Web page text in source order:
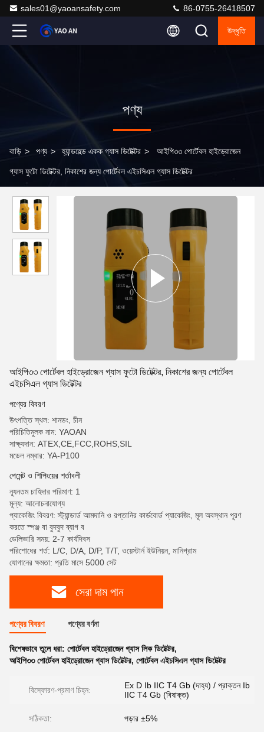
sales01@yaoansafety.com 86-0755-26418507
উদ্ধৃতি
পণ্য
বাড়ি > পণ্য > হ্যান্ডহেল্ড একক গ্যাস ডিটেক্টর > আইপি৩৩ পোর্টেবল হাইড্রোজেন
গ্যাস ফুটো ডিটেক্টর, নিকাশের জন্য পোর্টেবল এইচসিএল গ্যাস ডিটেক্টর
আইপি৩৩ পোর্টেবল হাইড্রোজেন গ্যাস ফুটো ডিটেক্টর, নিকাশের জন্য পোর্টেবল
এইচসিএল গ্যাস ডিটেক্টর
পণ্যের বিবরণ
উৎপত্তি স্থল: শানডং, চীন
পরিচিতিমুলক নাম: YAOAN
সাক্ষ্যদান: ATEX,CE,FCC,ROHS,SIL
মডেল নম্বার: YA-P100
পেমেন্ট ও শিপিংয়ের শর্তাবলী
ন্যূনতম চাহিদার পরিমাণ: 1
মূল্য: আলোচনাযোগ্য
প্যাকেজিং বিবরণ: স্ট্যান্ডার্ড আমদানি ও রপ্তানির কার্ডবোর্ড প্যাকেজিং, মূল অবস্থান পূরণ
করতে স্পঞ্জ বা বুদবুদ ব্যাগ ব
ডেলিভারি সময়: 2-7 কার্যদিবস
পরিশোধের শর্ত: L/C, D/A, D/P, T/T, ওয়েস্টার্ন ইউনিয়ন, মানিগ্রাম
যোগানের ক্ষমতা: প্রতি মাসে 5000 সেট
সেরা দাম পান
পণ্যের বিবরণ পণ্যের বর্ণনা
বিশেষভাবে তুলে ধরা: পোর্টেবল হাইড্রোজেন গ্যাস লিক ডিটেক্টর,
আইপি৩৩ পোর্টেবল হাইড্রোজেন গ্যাস ডিটেক্টর, পোর্টেবল এইচসিএল গ্যাস ডিটেক্টর
বিস্ফোরণ-প্রমাণ চিহ্ন:
Ex D Ib IIC T4 Gb (দাহ্য) / প্রাক্তন Ib
IIC T4 Gb (বিষাক্ত)
সঠিকতা: পড়ার ±5%